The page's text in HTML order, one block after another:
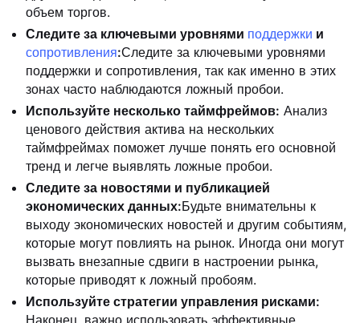
объем торгов.
Следите за ключевыми уровнями поддержки и
сопротивления:Следите за ключевыми уровнями
поддержки и сопротивления, так как именно в этих
зонах часто наблюдаются ложный пробои.
Используйте несколько таймфреймов: Анализ
ценового действия актива на нескольких
таймфреймах поможет лучше понять его основной
тренд и легче выявлять ложные пробои.
Следите за новостями и публикацией
экономических данных:Будьте внимательны к
выходу экономических новостей и другим событиям,
которые могут повлиять на рынок. Иногда они могут
вызвать внезапные сдвиги в настроении рынка,
которые приводят к ложный пробоям.
Используйте стратегии управления рисками:
Наконец, важно использовать эффективные